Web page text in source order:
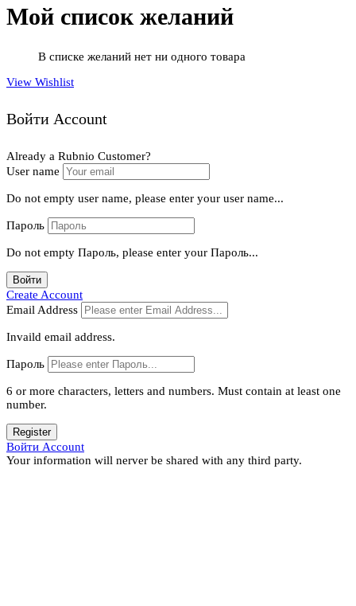
Мой список желаний
В списке желаний нет ни одного товара
View Wishlist
Войти Account
Already a Rubnio Customer?
User name
Do not empty user name, please enter your user name...
Пароль
Do not empty Пароль, please enter your Пароль...
Войти
Create Account
Email Address
Invaild email address.
Пароль
6 or more characters, letters and numbers. Must contain at least one
number.
Register
Войти Account
Your information will nerver be shared with any third party.